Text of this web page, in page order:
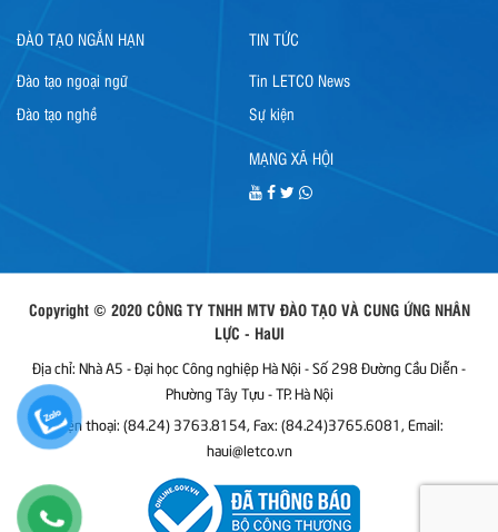
ĐÀO TẠO NGẮN HẠN
Đào tạo ngoại ngữ
Đào tạo nghề
TIN TỨC
Tin LETCO News
Sự kiện
MẠNG XÃ HỘI
Copyright © 2020 CÔNG TY TNHH MTV ĐÀO TẠO VÀ CUNG ỨNG NHÂN
LỰC - HaUI
Địa chỉ: Nhà A5 - Đại học Công nghiệp Hà Nội - Số 298 Đường Cầu Diễn -
Phường Tây Tựu - TP. Hà Nội
Điện thoại: (84.24) 3763.8154, Fax: (84.24)3765.6081, Email:
haui@letco.vn